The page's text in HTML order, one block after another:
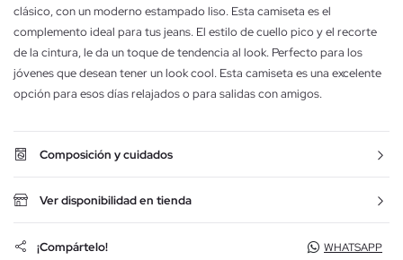
clásico, con un moderno estampado liso. Esta camiseta es el
complemento ideal para tus jeans. El estilo de cuello pico y el recorte
de la cintura, le da un toque de tendencia al look. Perfecto para los
jóvenes que desean tener un look cool. Esta camiseta es una excelente
opción para esos días relajados o para salidas con amigos.
Composición y cuidados
Ver disponibilidad en tienda
¡Compártelo! WHATSAPP